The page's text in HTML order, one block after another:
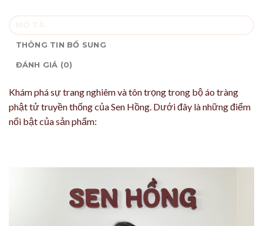
THÔNG TIN BỔ SUNG
ĐÁNH GIÁ (0)
Khám phá sự trang nghiêm và tôn trọng trong bộ áo tràng
phật tử truyền thống của Sen Hồng. Dưới đây là những điểm
nổi bật của sản phẩm: